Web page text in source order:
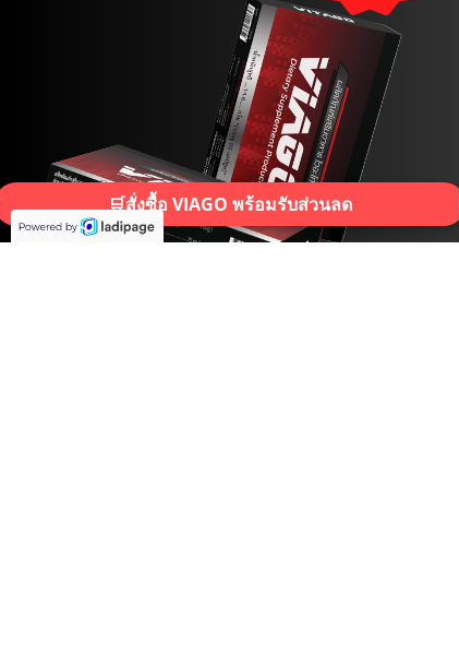
🛒สั่งซื้อ VIAGO พร้อมรับส่วนลด